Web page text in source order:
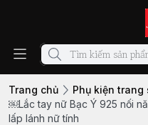
Trang chủ
Phụ kiện trang
￼Lắc tay nữ Bạc Ý 925 nối
lấp lánh nữ tính